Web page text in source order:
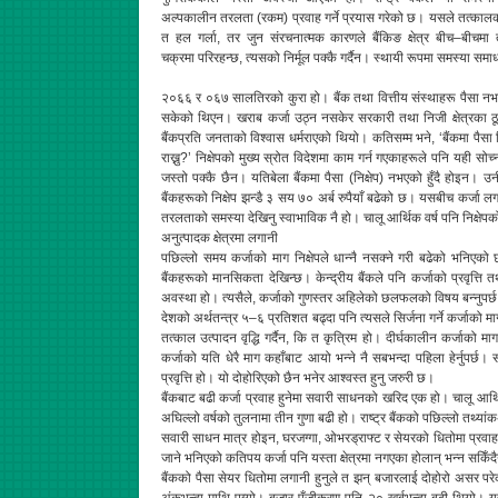
अल्पकालीन तरलता (रकम) प्रवाह गर्ने प्रयास गरेको छ। यसले
त हल गर्ला, तर जुन संरचनात्मक कारणले बैंकिङ क्षेत्र बीच–बीचमा
चक्रमा परिरहन्छ, त्यसको निर्मूल पक्कै गर्दैन। स्थायी रूपमा समस्या
२०६६ र ०६७ सालतिरको कुरा हो। बैंक तथा वित्तीय संस्थाहरू पैसा
सकेको थिएन। खराब कर्जा उठ्न नसकेर सरकारी तथा निजी क्षेत्रका
बैंकप्रति जनताको विश्वास धर्मराएको थियो। कतिसम्म भने, ‘बैंकमा
राख्नु?’ निक्षेपको मुख्य स्रोत विदेशमा काम गर्न गएकाहरूले पनि
जस्तो पक्कै छैन। यतिबेला बैंकमा पैसा (निक्षेप) नभएको हुँदै होइन।
बैंकहरूको निक्षेप झन्डै ३ सय ७० अर्ब रुपैयाँ बढेको छ। यसबीच कर्जा
तरलताको समस्या देखिनु स्वाभाविक नै हो। चालू आर्थिक वर्ष पनि
अनुत्पादक क्षेत्रमा लगानी
पछिल्लो समय कर्जाको माग निक्षेपले धान्नै नसक्ने गरी बढेको
बैंकहरूको मानसिकता देखिन्छ। केन्द्रीय बैंकले पनि कर्जाको प्रवृत्ति
अवस्था हो। त्यसैले, कर्जाको गुणस्तर अहिलेको छलफलको विषय
देशको अर्थतन्त्र ५–६ प्रतिशत बढ्दा पनि त्यसले सिर्जना गर्ने कर्जाको
तत्काल उत्पादन वृद्धि गर्दैन, कि त कृत्रिम हो। दीर्घकालीन
कर्जाको यति धेरै माग कहाँबाट आयो भन्ने नै सबभन्दा पहिला हेर्नुपर्छ।
प्रवृत्ति हो। यो दोहोरिएको छैन भनेर आश्वस्त हुनु जरुरी छ।
बैंकबाट बढी कर्जा प्रवाह हुनेमा सवारी साधनको खरिद एक हो। चालू
अघिल्लो वर्षको तुलनामा तीन गुणा बढी हो। राष्ट्र बैंकको पछिल्लो
सवारी साधन मात्र होइन, घरजग्गा, ओभरड्राफ्ट र सेयरको धितोमा
जाने भनिएको कतिपय कर्जा पनि यस्ता क्षेत्रमा नगएका होलान् भन्न
बैंकको पैसा सेयर धितोमा लगानी हुनुले त झन् बजारलाई दोहोरो असर